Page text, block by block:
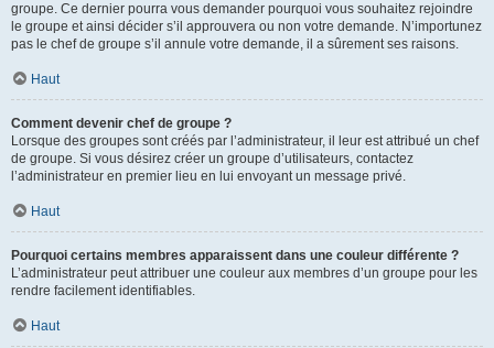
groupe. Ce dernier pourra vous demander pourquoi vous souhaitez rejoindre
le groupe et ainsi décider s’il approuvera ou non votre demande. N’importunez
pas le chef de groupe s’il annule votre demande, il a sûrement ses raisons.
Haut
Comment devenir chef de groupe ?
Lorsque des groupes sont créés par l’administrateur, il leur est attribué un chef
de groupe. Si vous désirez créer un groupe d’utilisateurs, contactez
l’administrateur en premier lieu en lui envoyant un message privé.
Haut
Pourquoi certains membres apparaissent dans une couleur différente ?
L’administrateur peut attribuer une couleur aux membres d’un groupe pour les
rendre facilement identifiables.
Haut